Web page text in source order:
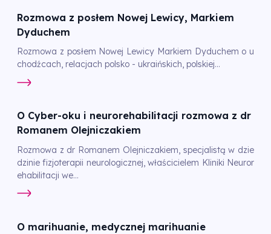
Rozmowa z posłem Nowej Lewicy, Markiem
Dyduchem
Rozmowa z posłem Nowej Lewicy Markiem Dyduchem o u
chodźcach, relacjach polsko - ukraińskich, polskiej...
O Cyber-oku i neurorehabilitacji rozmowa z dr
Romanem Olejniczakiem
Rozmowa z dr Romanem Olejniczakiem, specjalistą w dzie
dzinie fizjoterapii neurologicznej, właścicielem Kliniki Neuror
ehabilitacji we...
O marihuanie, medycznej marihuanie